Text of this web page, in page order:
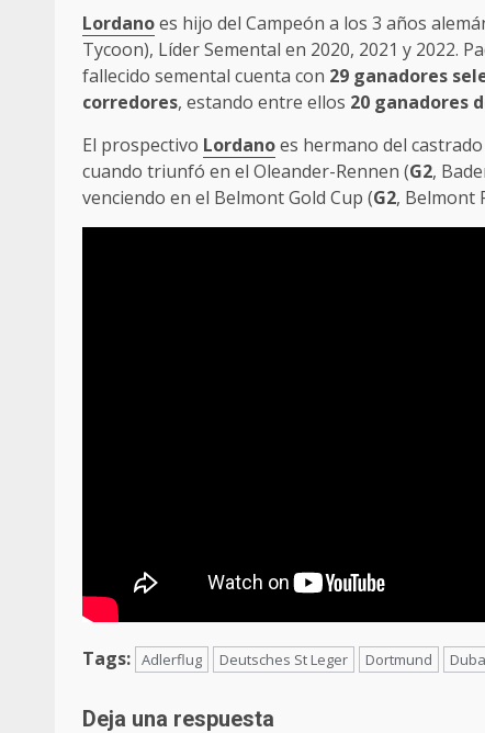
Lordanoes hijo del Campeón a los 3 años
Tycoon), Líder Semental en 2020, 2021 y 2022.
fallecido semental cuenta con 29 ganadores
corredores, estando entre ellos 20 ganadores
El prospectivo Lordanoes hermano del castrado
cuando triunfó en el Oleander-Rennen (G2,
venciendo en el Belmont Gold Cup (G2, Belmont
Tags: Adlerflug Deutsches St Leger Dortmund
Deja una respuesta